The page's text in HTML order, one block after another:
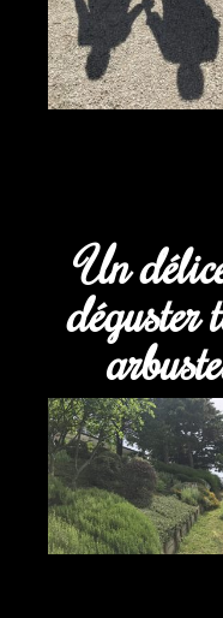
Un
déguster